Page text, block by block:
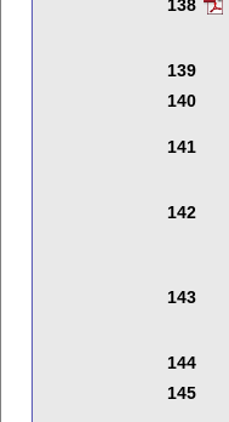
138
139
140
141
142
143
144
145